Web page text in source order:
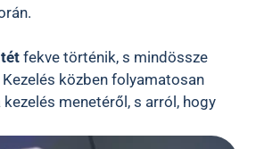
fekve történik, s mindössze
közben folyamatosan
menetéről, s arról, hogy